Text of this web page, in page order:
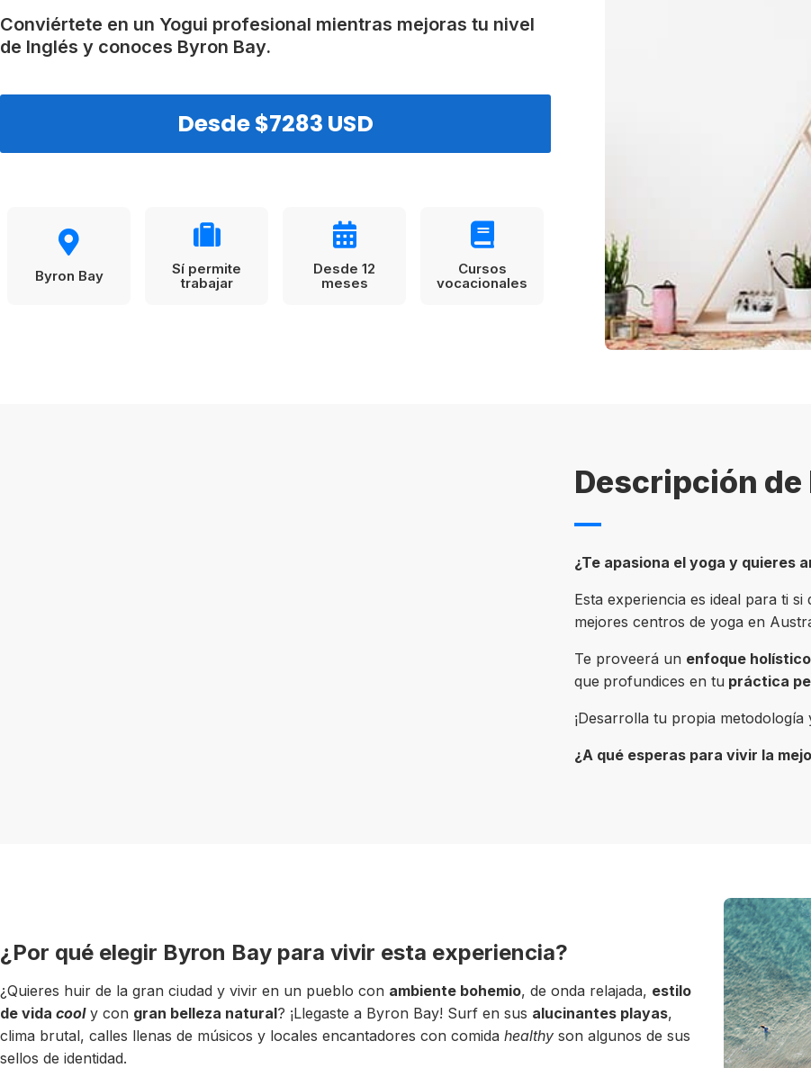
Reino Unido
Estudia
Conviértete en un Yogui profesional mientras mejoras tu nivel
de Inglés y conoces Byron Bay.
Desde $7283 USD
Byron Bay
Sí permite
trabajar
Desde 12
meses
Cursos
vocacionales
Descripción
¿Te apasiona el yoga y quieres
Esta experiencia es ideal para ti si
mejores centros de yoga en
Te proveerá un enfoque holístico
que profundices en tu práctica
¡Desarrolla tu propia metodología
¿A qué esperas para vivir la
¿Por qué elegir Byron Bay para vivir esta experiencia?
¿Quieres huir de la gran ciudad y vivir en un pueblo con ambiente bohemio, de onda relajada, estilo
de vida cool y con gran belleza natural? ¡Llegaste a Byron Bay! Surf en sus alucinantes playas,
clima brutal, calles llenas de músicos y locales encantadores con comida healthy son algunos de sus
sellos de identidad.